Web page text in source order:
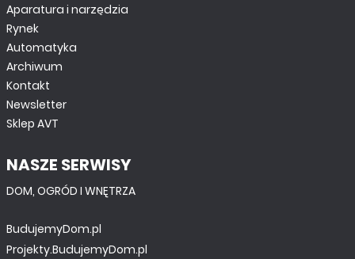
Aparatura i narzędzia
Rynek
Automatyka
Archiwum
Kontakt
Newsletter
Sklep AVT
NASZE SERWISY
DOM, OGRÓD I WNĘTRZA
BudujemyDom.pl
Projekty.BudujemyDom.pl